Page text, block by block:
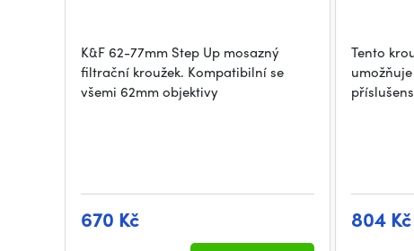
K&F 62-77mm Step Up mosazný
filtrační kroužek. Kompatibilní se
všemi 62mm objektivy
670 Kč
Tento
804 Kč